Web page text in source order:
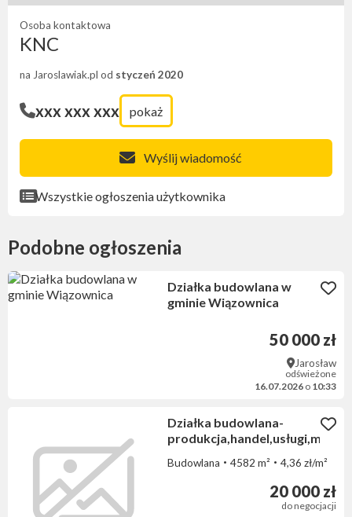
Osoba kontaktowa
KNC
na Jaroslawiak.pl od styczeń 2020
xxx xxx xxx pokaż
Wyślij wiadomość
Wszystkie ogłoszenia użytkownika
Podobne ogłoszenia
Działka budowlana w
gminie Wiązownica
50 000 zł
Jarosław
odświeżone
16.07.2026 o 10:33
Działka budowlana-
Budowlana 4582 m² 4,36 zł/m²
20 000 zł
do negocjacji